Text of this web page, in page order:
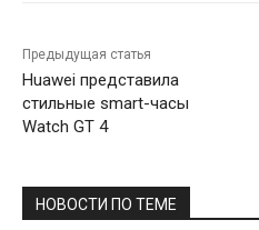
Предыдущая статья
Huawei представила
стильные smart-часы
Watch GT 4
НОВОСТИ ПО ТЕМЕ